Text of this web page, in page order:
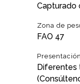
Capturado
Zona de
FAO 47
Presentación
Diferentes